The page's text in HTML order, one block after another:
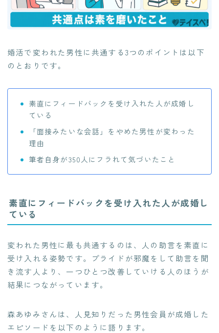
婚活で変われた男性に共通する3つのポイントは以下
のとおりです。
素直にフィードバックを受け入れた人が成婚し
ている
「面接みたいな会話」をやめた男性が変わった
理由
筆者自身が350人にフラれて気づいたこと
素直にフィードバックを受け入れた人が成婚し
ている
変われた男性に最も共通するのは、人の助言を素直に
受け入れる姿勢です。プライドが邪魔をして助言を聞
き流す人より、一つひとつ改善していける人のほうが
結果につながっています。
森あゆみさんは、人見知りだった男性会員が成婚した
エピソードを以下のように語ります。